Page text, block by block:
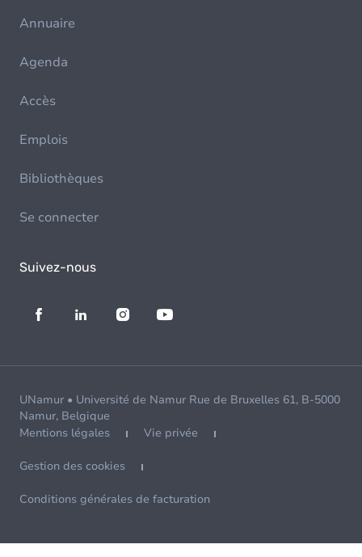
Annuaire
Agenda
Accès
Emplois
Bibliothèques
Se connecter
Suivez-nous
UNamur • Université de Namur Rue de Bruxelles 61, B-5000
Namur, Belgique
Mentions légales
Vie privée
Gestion des cookies
Conditions générales de facturation